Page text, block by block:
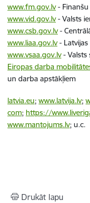
www.fm.gov.lv- Finanšu
www.vid.gov.lv- Valsts
www.csb.gov.lv-
www.liaa.gov.lv- Latvijas
www.vsaa.gov.lv- Valsts
Eiropas darba
un darba apstākļiem
latvia.eu; www.latvija.lv;
com; https://
www.mantojums.lv; u.c.
Drukāt lapu